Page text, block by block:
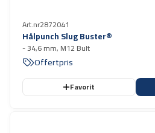
Art.nr2872041
Hålpunch Slug Buster®
- 34,6 mm, M12 Bult
Offertpris
Favorit